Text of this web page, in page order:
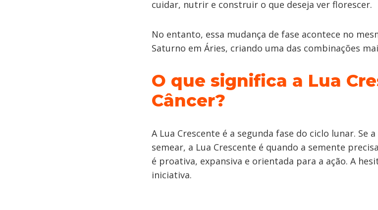
cuidar, nutrir e construir o que deseja ver florescer.
No entanto, essa mudança de fase acontece no
Saturno em Áries, criando uma das combinações
O que significa a Lua
Câncer?
A Lua Crescente é a segunda fase do ciclo lunar. Se
semear, a Lua Crescente é quando a semente
é proativa, expansiva e orientada para a ação. A
iniciativa.